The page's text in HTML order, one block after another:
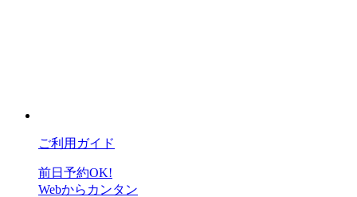
ご利用ガイド
前日予約OK!
Webからカンタン